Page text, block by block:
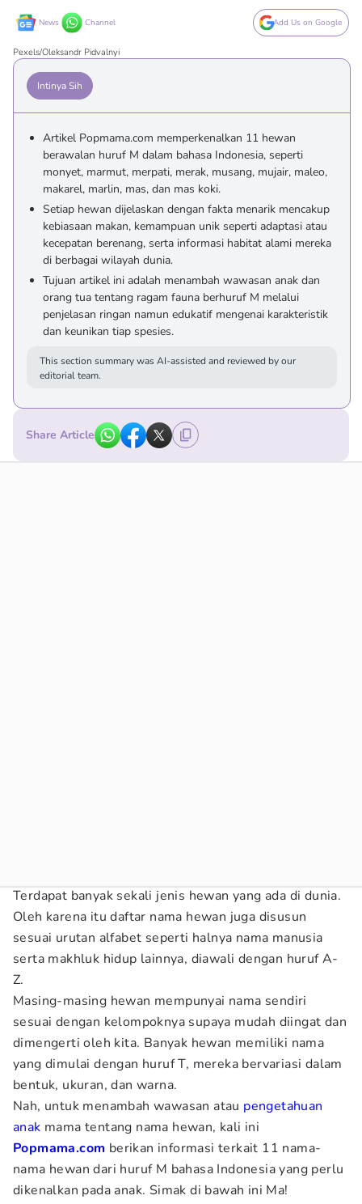
News Channel Add Us on Google
Pexels/Oleksandr Pidvalnyi
Intinya Sih
Artikel Popmama.com memperkenalkan 11 hewan
berawalan huruf M dalam bahasa Indonesia, seperti
monyet, marmut, merpati, merak, musang, mujair, maleo,
makarel, marlin, mas, dan mas koki.
Setiap hewan dijelaskan dengan fakta menarik mencakup
kebiasaan makan, kemampuan unik seperti adaptasi atau
kecepatan berenang, serta informasi habitat alami mereka
di berbagai wilayah dunia.
Tujuan artikel ini adalah menambah wawasan anak dan
orang tua tentang ragam fauna berhuruf M melalui
penjelasan ringan namun edukatif mengenai karakteristik
dan keunikan tiap spesies.
This section summary was AI-assisted and reviewed by our
editorial team.
Share Article
Terdapat banyak sekali jenis hewan yang ada di dunia.
Oleh karena itu daftar nama hewan juga disusun
sesuai urutan alfabet seperti halnya nama manusia
serta makhluk hidup lainnya, diawali dengan huruf A-
Z.
Masing-masing hewan mempunyai nama sendiri
sesuai dengan kelompoknya supaya mudah diingat dan
dimengerti oleh kita. Banyak hewan memiliki nama
yang dimulai dengan huruf T, mereka bervariasi dalam
bentuk, ukuran, dan warna.
Nah, untuk menambah wawasan atau pengetahuan
anak mama tentang nama hewan, kali ini
Popmama.com berikan informasi terkait 11 nama-
nama hewan dari huruf M bahasa Indonesia yang perlu
dikenalkan pada anak. Simak di bawah ini Ma!